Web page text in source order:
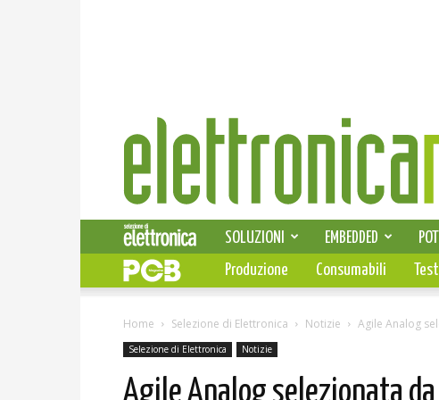
Elettronica
News
SOLUZIONI EMBEDDED
PCB
Produzione Consumabili
Home Selezione di Elettronica Notizie Agile Analog
Selezione di Elettronica Notizie
Agile Analog selezionata da